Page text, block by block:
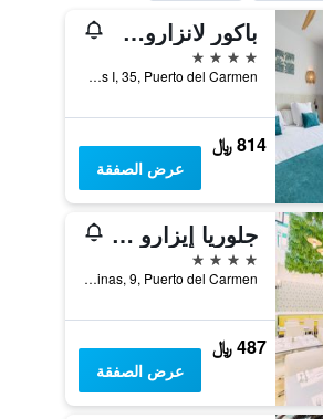
باكور لانزاروت سبلاش
4 نجوم
Avenida Juan Carlos I, 35, Puerto del Carmen, لنزاروته, أسبانيا
814 ﷼
عرض الصفقة
جلوريا إيزارو كلوب هوتل
4 نجوم
Salinas, 9, Puerto del Carmen, لنزاروته, أسبانيا
487 ﷼
عرض الصفقة